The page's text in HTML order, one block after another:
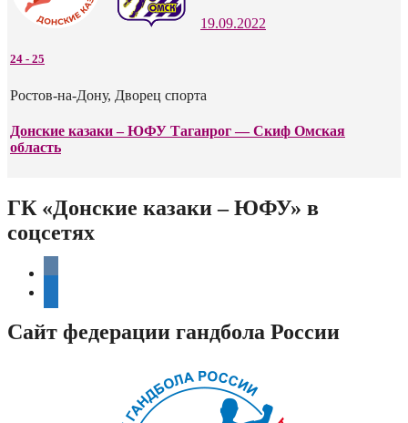
19.09.2022
24 - 25
Ростов-на-Дону, Дворец спорта
Донские казаки – ЮФУ Таганрог — Скиф Омская
область
ГК «Донские казаки – ЮФУ» в
соцсетях
Сайт федерации гандбола России